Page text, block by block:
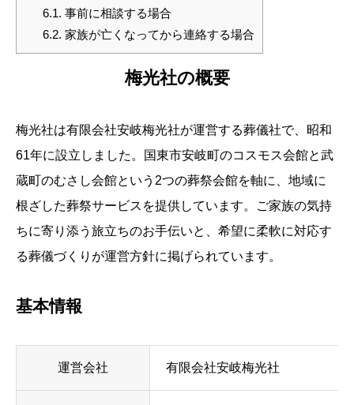
6.1. 事前に相談する場合
6.2. 家族が亡くなってから連絡する場合
梅光社の概要
梅光社は有限会社安岐梅光社が運営する葬儀社で、昭和
61年に設立しました。国東市安岐町のコスモス会館と武
蔵町のむさし会館という2つの葬祭会館を軸に、地域に
根ざした葬祭サービスを提供しています。ご家族の気持
ちに寄り添う旅立ちのお手伝いと、希望に柔軟に対応す
る葬儀づくりが運営方針に掲げられています。
基本情報
運営会社 有限会社安岐梅光社